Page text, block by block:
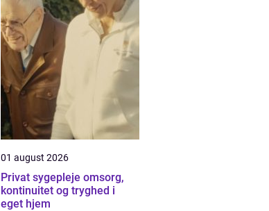
01 august 2026
Privat sygepleje omsorg,
kontinuitet og tryghed i
eget hjem